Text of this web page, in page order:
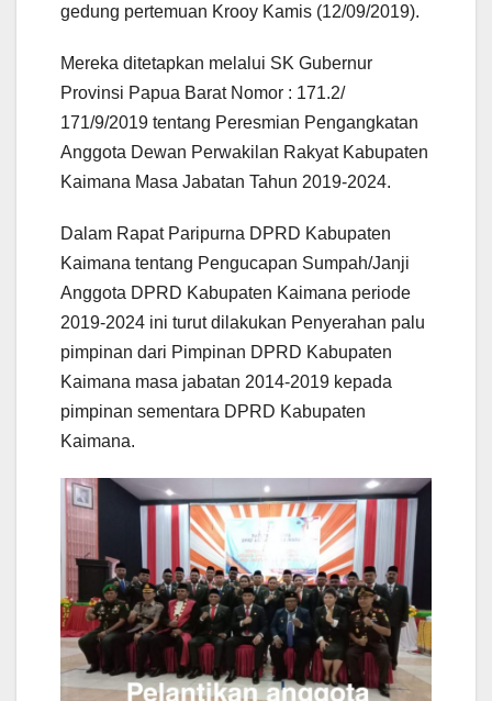
gedung pertemuan Krooy Kamis (12/09/2019).
Mereka ditetapkan melalui SK Gubernur
Provinsi Papua Barat Nomor : 171.2/
171/9/2019 tentang Peresmian Pengangkatan
Anggota Dewan Perwakilan Rakyat Kabupaten
Kaimana Masa Jabatan Tahun 2019-2024.
Dalam Rapat Paripurna DPRD Kabupaten
Kaimana tentang Pengucapan Sumpah/Janji
Anggota DPRD Kabupaten Kaimana periode
2019-2024 ini turut dilakukan Penyerahan palu
pimpinan dari Pimpinan DPRD Kabupaten
Kaimana masa jabatan 2014-2019 kepada
pimpinan sementara DPRD Kabupaten
Kaimana.